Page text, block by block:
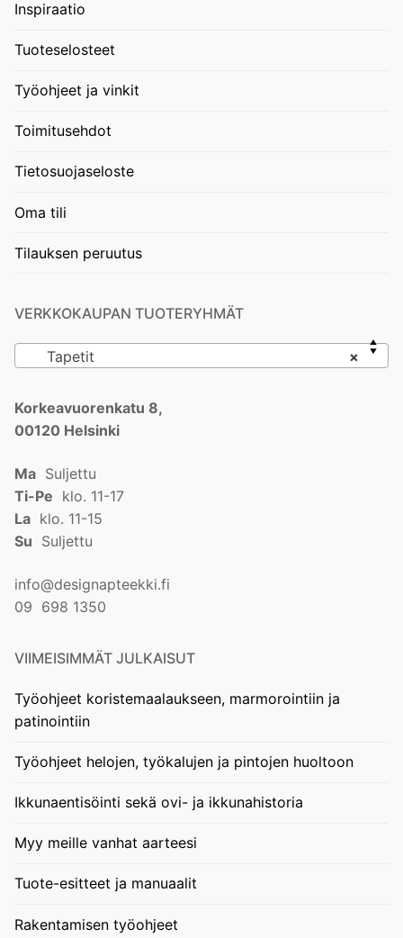
Inspiraatio
Tuoteselosteet
Työohjeet ja vinkit
Toimitusehdot
Tietosuojaseloste
Oma tili
Tilauksen peruutus
VERKKOKAUPAN TUOTERYHMÄT
×
Tapetit
Korkeavuorenkatu 8,
00120 Helsinki
Ma Suljettu
Ti-Pe klo. 11-17
La klo. 11-15
Su Suljettu
info@designapteekki.fi
09 698 1350
VIIMEISIMMÄT JULKAISUT
Työohjeet koristemaalaukseen, marmorointiin ja
patinointiin
Työohjeet helojen, työkalujen ja pintojen huoltoon
Ikkunaentisöinti sekä ovi- ja ikkunahistoria
Myy meille vanhat aarteesi
Tuote-esitteet ja manuaalit
Rakentamisen työohjeet